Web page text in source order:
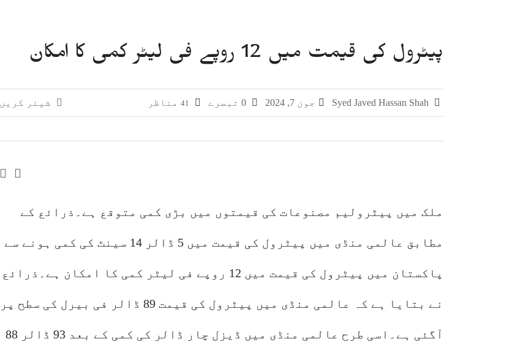
آل پاکستان فل کنٹیکٹ کراٹے چیمپئن شپ سوات میں اختتام پزیر
چکری اور بلکسر میں پاکستان کسٹمز کی بڑی کارروائی، جعلی سگریٹوں سے بھرے 11 مزدا ٹرک ضبط
پیٹرول کی قیمت میں 12 روپے فی لیٹر کمی کا امکان
شیئر کریں Syed Javed Hassan Shah جون 7, 2024 41 مناظر
ملک میں پیٹرولیم مصنوعات کی قیمتوں میں بڑی کمی متوقع ہے۔ذرائع کے
مطابق عالمی منڈی میں پیٹرول کی قیمت میں 5 ڈالر 14 سینٹ کی کمی ہونے سے
پاکستان میں پیٹرول کی قیمت میں 12 روپے فی لیٹر کمی کا امکان ہے۔ذرائع
نے بتایا ہے کہ عالمی منڈی میں پیٹرول کی قیمت 89 ڈالر فی بیرل کی سطح پر
آگئی ہے۔اسی طرح عالمی منڈی میں ڈیزل چار ڈالر کی کمی کے بعد 93 ڈالر 88